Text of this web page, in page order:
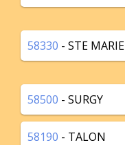
58330 - STE MARIE
58500 - SURGY
58190 - TALON